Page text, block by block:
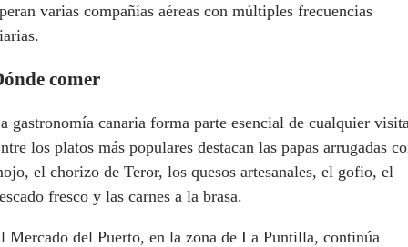
varias compañías aéreas con múltiples frecuencias
comer
gastronomía canaria forma parte esencial de cualquier
los platos más populares destacan las papas arrugadas
el chorizo de Teror, los quesos artesanales, el gofio, el
fresco y las carnes a la brasa.
Mercado del Puerto, en la zona de La Puntilla, continúa